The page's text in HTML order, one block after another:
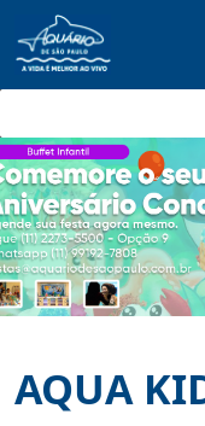
AQUA